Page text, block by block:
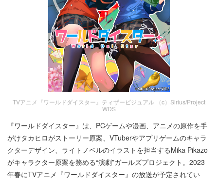
TVアニメ『ワールドダイスター』ティザービジュアル （c）Sirius/Project
WDS
『ワールドダイスター』は、PCゲームや漫画、アニメの原作を手
がけタカヒロがストーリー原案、VTuberやアプリゲームのキャラ
クターデザイン、ライトノベルのイラストを担当するMika Pikazo
がキャラクター原案を務める“演劇”ガールズプロジェクト。2023
年春にTVアニメ『ワールドダイスター』の放送が予定されてい